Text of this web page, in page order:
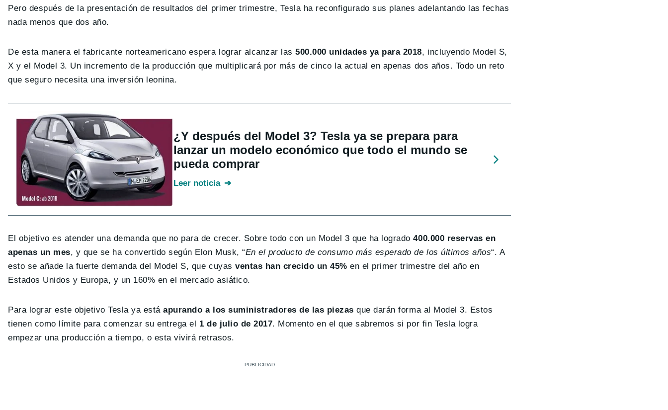
Pero después de la presentación de resultados del primer trimestre, Tesla ha reconfigurado sus planes adelantando las fechas
nada menos que dos año.
De esta manera el fabricante norteamericano espera lograr alcanzar las500.000 unidades ya para 2018, incluyendo Model S,
X y el Model 3. Un incremento de la producción que multiplicará por más de cinco la actual en apenas dos años. Todo un reto
que seguro necesita una inversión leonina.
¿Y después del Model 3? Tesla ya se prepara para
lanzar un modelo económico que todo el mundo se
pueda comprar
Leer noticia
El objetivo es atender una demanda que no para de crecer. Sobre todo con un Model 3 que ha logrado 400.000 reservas en
apenas un mes, y que se ha convertido según Elon Musk, “En el producto de consumo más esperado de los últimos años“. A
esto se añade la fuerte demanda del Model S, que cuyasventas han crecido un 45% en el primer trimestre del año en
Estados Unidos y Europa, y un 160% en el mercado asiático.
Para lograr este objetivo Tesla ya estáapurando a los suministradores de las piezas que darán forma al Model 3. Estos
tienen como límite para comenzar su entrega el
1 de julio de 2017. Momento en el que sabremos si por fin Tesla logra
empezar una producción a tiempo, o esta vivirá retrasos.